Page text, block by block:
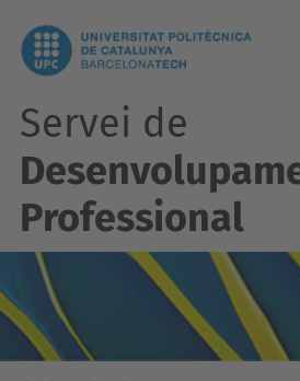
Servei de
Professional